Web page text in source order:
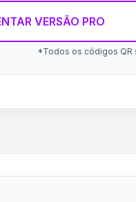
VERSÃO PRO
*Todos os códigos QR